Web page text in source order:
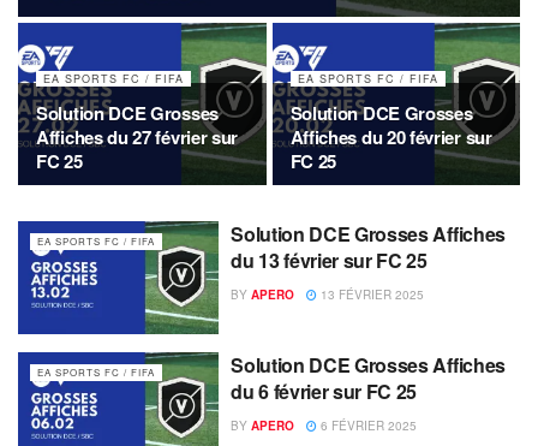
EA SPORTS FC / FIFA
Solution DCE Grosses
Affiches du 27 février sur
FC 25
EA SPORTS FC / FIFA
Solution DCE Grosses
Affiches du 20 février sur
FC 25
EA SPORTS FC / FIFA
Solution DCE Grosses Affiches
du 13 février sur FC 25
BY APERO 13 FÉVRIER 2025
EA SPORTS FC / FIFA
Solution DCE Grosses Affiches
du 6 février sur FC 25
BY APERO 6 FÉVRIER 2025